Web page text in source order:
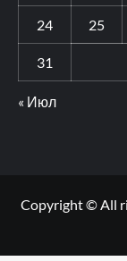
24 25
31
« Июл
Copyright © All